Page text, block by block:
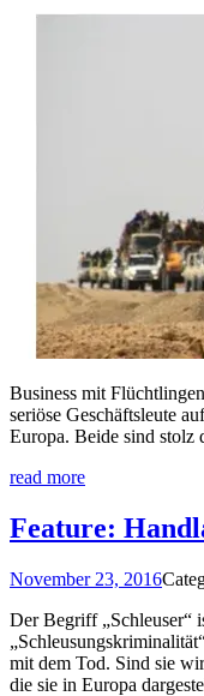
Business mit
seriöse Geschäftsleute
Europa. Beide sind stolz
read more
Feature:
November 23, 2016
Der Begriff „Schleuser“
mit dem Tod. Sind sie
die sie in Europa